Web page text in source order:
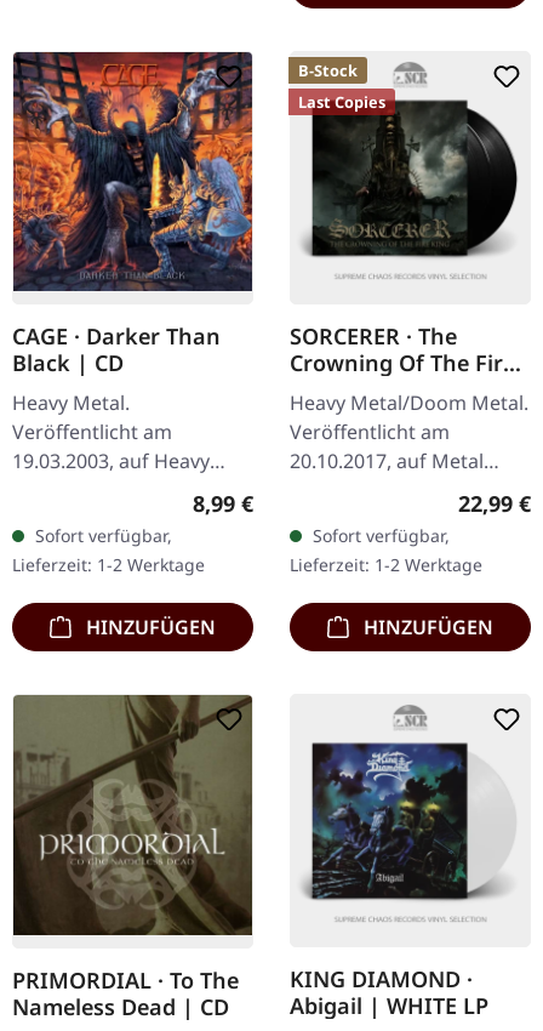
CAGE · Darker Than
Black | CD
Heavy Metal.
Veröffentlicht am
19.03.2003, auf Heavy
Metal Media. Jewelcase
CD. Das Album „Darker
Than Black“ von Cage
verkörpert die Essenz
von…
Regulärer Preis:
8,99 €
Sofort verfügbar,
Lieferzeit: 1-2 Werktage
HINZUFÜGEN
B-Stock
Last Copies
SORCERER · The
Crowning Of The Fire
King (B-Stock) |
BLACK 2LP
Heavy Metal/Doom Metal.
Veröffentlicht am
20.10.2017, auf Metal
Blade Records. Schwarzes
Vinyl als Doppel-LP im
Gatefold-Cover, mit 2-
seitigem Poster…
22,99 €
Sofort verfügbar,
Lieferzeit: 1-2 Werktage
HINZUFÜGEN
PRIMORDIAL · To The
Nameless Dead | CD
KING DIAMOND ·
Abigail | WHITE LP